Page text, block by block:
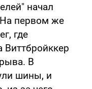
начал
На первом же
где
Виттбройккер
В
шины, и